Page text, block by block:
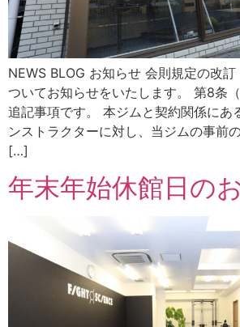
NEWS BLOG お知らせ 会則規定の改
ついてお知らせをいたします。 第8条
追記事項です。 本ジムと契約関係にあ
ンストラクターに対し、当ジムの事前
[…]
年末年始休館日の